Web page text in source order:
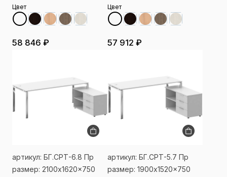
Цвет
58 846 ₽
Цвет
57 912 ₽
артикул: БГ.СРТ-6.8 Пр
размер: 2100x1620x750
артикул: БГ.СРТ-5.7 Пр
размер: 1900x1520x750